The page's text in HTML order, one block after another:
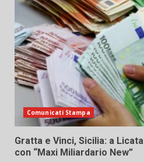
Comunicati Stampa
Gratta e Vinci, Sicilia: a
con “Maxi Miliardario New”